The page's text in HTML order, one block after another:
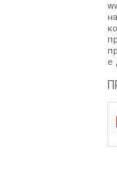
Сите информации околу
гарантираме дека се
производот.
контактирајте не
е